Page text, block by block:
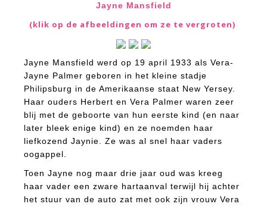
Jayne Mansfield
(klik op de afbeeldingen om ze te vergroten)
Jayne Mansfield werd op 19 april 1933 als Vera-
Jayne Palmer geboren in het kleine stadje
Philipsburg in de Amerikaanse staat New Yersey.
Haar ouders Herbert en Vera Palmer waren zeer
blij met de geboorte van hun eerste kind (en naar
later bleek enige kind) en ze noemden haar
liefkozend Jaynie. Ze was al snel haar vaders
oogappel.
Toen Jayne nog maar drie jaar oud was kreeg
haar vader een zware hartaanval terwijl hij achter
het stuur van de auto zat met ook zijn vrouw Vera